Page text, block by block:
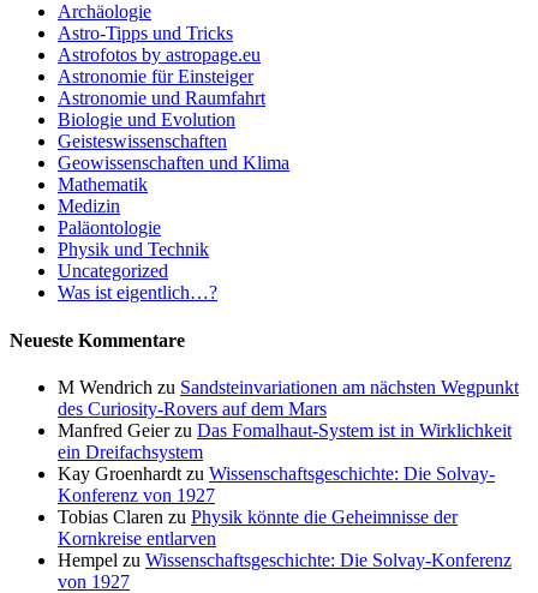
Archäologie
Astro-Tipps und Tricks
Astrofotos by astropage.eu
Astronomie für Einsteiger
Astronomie und Raumfahrt
Biologie und Evolution
Geisteswissenschaften
Geowissenschaften und Klima
Mathematik
Medizin
Paläontologie
Physik und Technik
Uncategorized
Was ist eigentlich…?
Neueste Kommentare
M Wendrich zu Sandsteinvariationen am nächsten Wegpunkt
des Curiosity-Rovers auf dem Mars
Manfred Geierzu Das Fomalhaut-System ist in Wirklichkeit
ein Dreifachsystem
Kay Groenhardt zu Wissenschaftsgeschichte: Die Solvay-
Konferenz von 1927
Tobias Claren zu Physik könnte die Geheimnisse der
Kornkreise entlarven
Hempel zu Wissenschaftsgeschichte: Die Solvay-Konferenz
von 1927